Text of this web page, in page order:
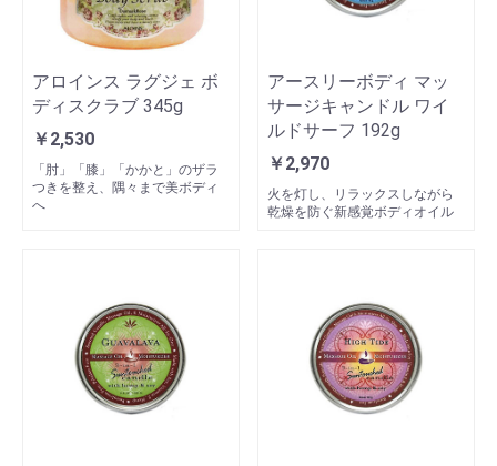
アロインス ラグジェ ボ
ディスクラブ 345g
￥2,530
「肘」「膝」「かかと」のザラ
つきを整え、隅々まで美ボディ
へ
アースリーボディ マッ
サージキャンドル ワイ
ルドサーフ 192g
￥2,970
火を灯し、リラックスしながら
乾燥を防ぐ新感覚ボディオイル